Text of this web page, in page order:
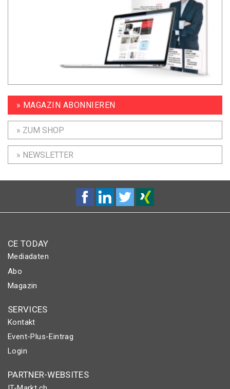
» MAGAZIN ABONNIEREN
» ZUM SHOP
» NEWSLETTER
CE TODAY
Mediadaten
Abo
Magazin
SERVICES
Kontakt
Event-Plus-Eintrag
Login
PARTNER-WEBSITES